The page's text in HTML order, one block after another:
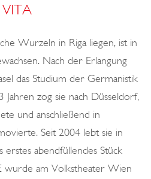
VITA
Wurzeln in Riga liegen, ist in
Nach der Erlangung
das Studium der Germanistik
Jahren zog sie nach Düsseldorf,
und anschließend in
Seit 2004 lebt sie in
abendfüllendes Stück
wurde am Volkstheater Wien